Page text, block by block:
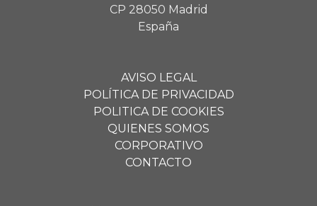
CP 28050 Madrid
España
AVISO LEGAL
POLÍTICA DE PRIVACIDAD
POLITICA DE COOKIES
QUIENES SOMOS
CORPORATIVO
CONTACTO